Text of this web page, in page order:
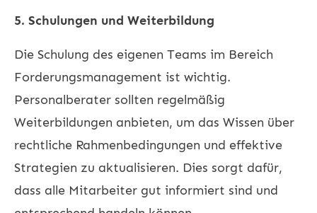
5. Schulungen und Weiterbildung
Die Schulung des eigenen Teams im Bereich
Forderungsmanagement ist wichtig.
Personalberater sollten regelmäßig
Weiterbildungen anbieten, um das Wissen über
rechtliche Rahmenbedingungen und effektive
Strategien zu aktualisieren. Dies sorgt dafür,
dass alle Mitarbeiter gut informiert sind und